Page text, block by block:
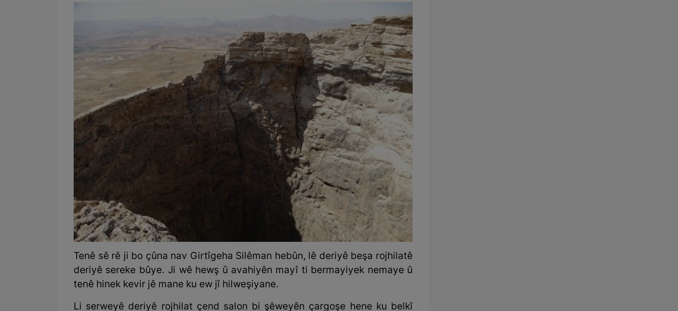
Tenê sê rê ji bo çûna nav Girtîgeha Silêman hebûn, lê deriyê beşa rojhilatê
deriyê sereke bûye. Ji wê hewş û avahiyên mayî ti bermayiyek nemaye û
tenê hinek kevir jê mane ku ew jî hilweşiyane.
Li serweyê deriyê rojhilat çend salon bi şêweyên çargoşe hene ku belkî